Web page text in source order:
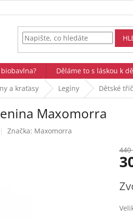
biobavlna? Děláme to s láskou k
a kraťasy Legíny Dětské
Maxomorra
Značka: Maxomorra
440